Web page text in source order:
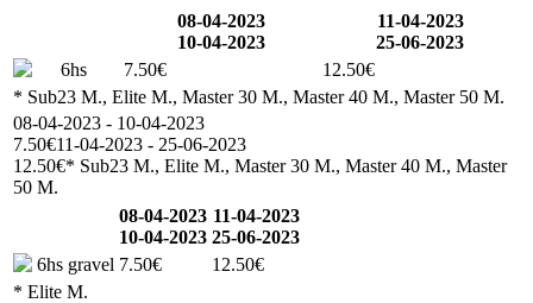
08-04-2023
10-04-2023
11-04-2023
25-06-2023
6hs
7.50€
12.50€
* Sub23 M., Elite M., Master 30 M., Master 40 M., Master 50 M.
08-04-2023 - 10-04-2023
7.50€11-04-2023 - 25-06-2023
12.50€* Sub23 M., Elite M., Master 30 M., Master 40 M., Master
50 M.
08-04-2023
10-04-2023
11-04-2023
25-06-2023
6hs gravel 7.50€
12.50€
* Elite M.